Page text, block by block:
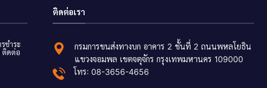
ชำระ
ติดต่อ
ติดต่อเรา
กรมการขนส่งทางบก อาคาร 2 ชั้นที่ 2 ถนนพหลโยธิน
แขวงจอมพล เขตจตุจักร กรุงเทพมหานคร 109000
โทร: 08-3656-4656